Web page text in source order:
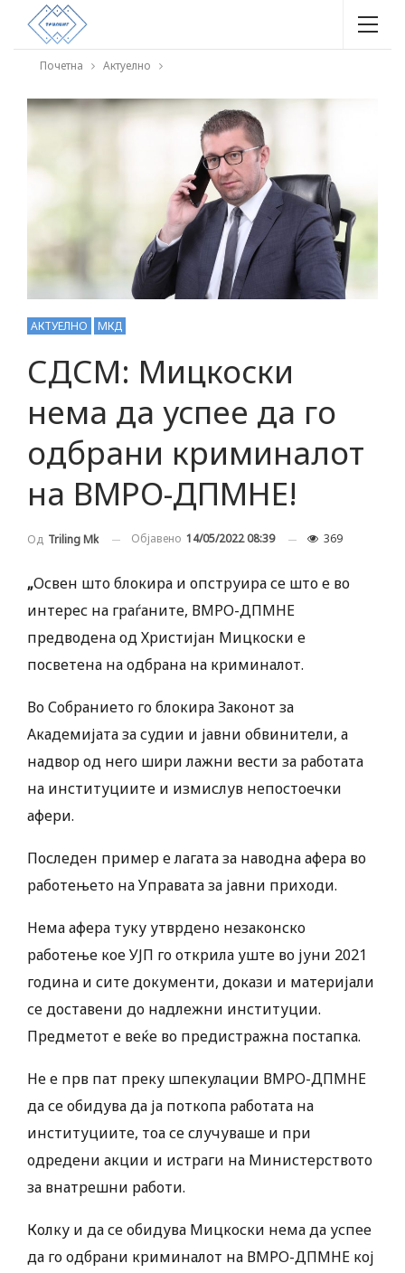
Почетна Актуелно
АКТУЕЛНО МКД
СДСМ: Мицкоски
нема да успее да го
одбрани криминалот
на ВМРО-ДПМНЕ!
Од Triling Mk Објавено 14/05/2022 08:39 369
„Освен што блокира и опструира се што е во
интерес на граѓаните, ВМРО-ДПМНЕ
предводена од Христијан Мицкоски е
посветена на одбрана на криминалот.
Во Собранието го блокира Законот за
Академијата за судии и јавни обвинители, а
надвор од него шири лажни вести за работата
на институциите и измислув непостоечки
афери.
Последен пример е лагата за наводна афера во
работењето на Управата за јавни приходи.
Нема афера туку утврдено незаконско
работење кое УЈП го открила уште во јуни 2021
година и сите документи, докази и материјали
се доставени до надлежни институции.
Предметот е веќе во предистражна постапка.
Не е прв пат преку шпекулации ВМРО-ДПМНЕ
да се обидува да ја поткопа работата на
институциите, тоа се случуваше и при
одредени акции и истраги на Министерството
за внатрешни работи.
Колку и да се обидува Мицкоски нема да успее
да го одбрани криминалот на ВМРО-ДПМНЕ кој